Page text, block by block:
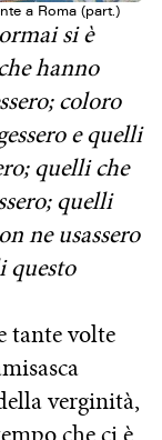
a Roma (part.)
si è
hanno
coloro
e quelli
quelli che
quelli
ne usassero
questo
tante volte
verginità,